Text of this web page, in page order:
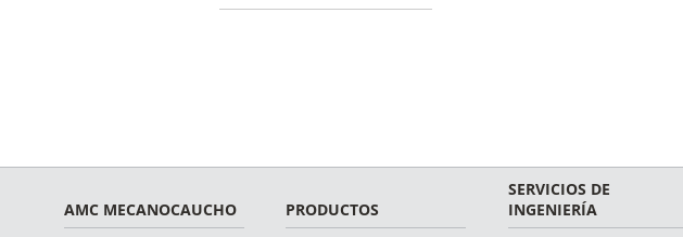
AMC MECANOCAUCHO
PRODUCTOS
SERVICIOS DE
INGENIERÍA